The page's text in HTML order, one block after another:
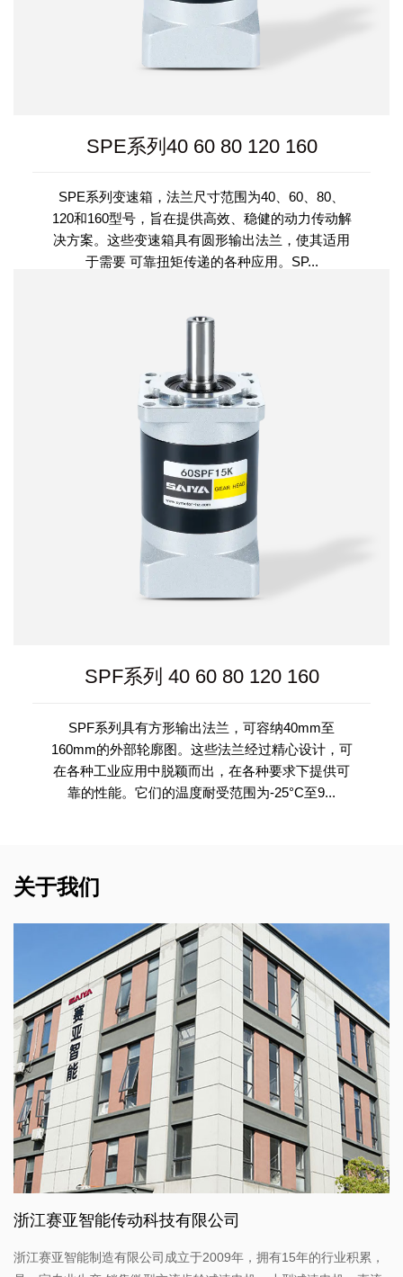
SPE系列40 60 80 120 160
SPE系列变速箱，法兰尺寸范围为40、60、80、
120和160型号，旨在提供高效、稳健的动力传动解
决方案。这些变速箱具有圆形输出法兰，使其适用
于需要 可靠扭矩传递的各种应用。SP...
SPF系列 40 60 80 120 160
SPF系列具有方形输出法兰，可容纳40mm至
160mm的外部轮廓图。这些法兰经过精心设计，可
在各种工业应用中脱颖而出，在各种要求下提供可
靠的性能。它们的温度耐受范围为-25°C至9...
关于我们
浙江赛亚智能传动科技有限公司
浙江赛亚智能制造有限公司成立于2009年，拥有15年的行业积累，